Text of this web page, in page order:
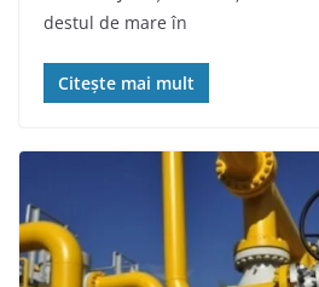
destul de mare în
Citește mai mult